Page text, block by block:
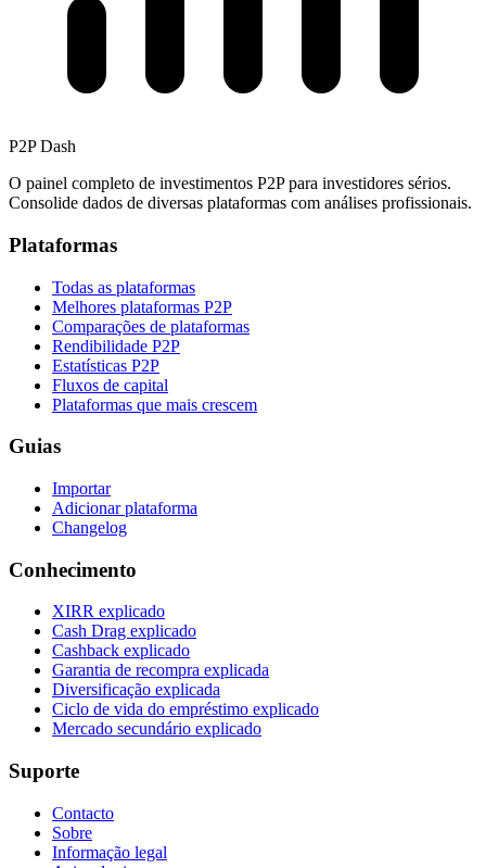
P2P Dash
O painel completo de investimentos P2P para investidores sérios.
Consolide dados de diversas plataformas com análises profissionais.
Plataformas
Todas as plataformas
Melhores plataformas P2P
Comparações de plataformas
Rendibilidade P2P
Estatísticas P2P
Fluxos de capital
Plataformas que mais crescem
Guias
Importar
Adicionar plataforma
Changelog
Conhecimento
XIRR explicado
Cash Drag explicado
Cashback explicado
Garantia de recompra explicada
Diversificação explicada
Ciclo de vida do empréstimo explicado
Mercado secundário explicado
Suporte
Contacto
Sobre
Informação legal